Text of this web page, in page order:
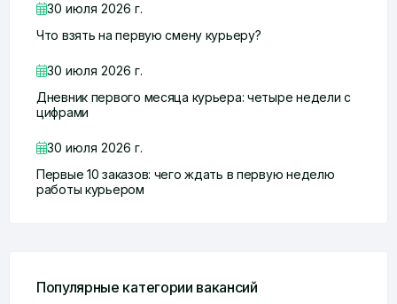
30 июля 2026 г.
Что взять на первую смену курьеру?
30 июля 2026 г.
Дневник первого месяца курьера: четыре недели с
цифрами
30 июля 2026 г.
Первые 10 заказов: чего ждать в первую неделю
работы курьером
Популярные категории вакансий